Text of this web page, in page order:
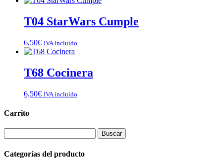
T04 StarWars Cumple
6,50€ IVA incluído
T68 Cocinera
6,50€ IVA incluído
Carrito
Categorías del producto